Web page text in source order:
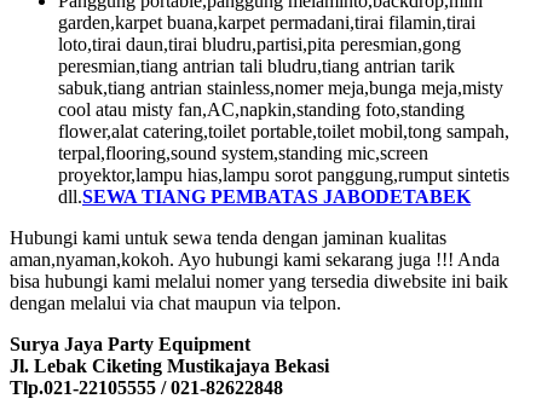
garden,karpet buana,karpet permadani,tirai filamin,tirai
loto,tirai daun,tirai bludru,partisi,pita peresmian,gong
peresmian,tiang antrian tali bludru,tiang antrian tarik
sabuk,tiang antrian stainless,nomer meja,bunga meja,misty
cool atau misty fan,AC,napkin,standing foto,standing
flower,alat catering,toilet portable,toilet mobil,tong sampah,
terpal,flooring,sound system,standing mic,screen
proyektor,lampu hias,lampu sorot panggung,rumput sintetis
dll.SEWA TIANG PEMBATAS JABODETABEK
Hubungi kami untuk sewa tenda dengan jaminan kualitas
aman,nyaman,kokoh. Ayo hubungi kami sekarang juga !!! Anda
bisa hubungi kami melalui nomer yang tersedia diwebsite ini baik
dengan melalui via chat maupun via telpon.
Surya Jaya Party Equipment
Jl. Lebak Ciketing Mustikajaya Bekasi
Tlp.021-22105555 / 021-82622848